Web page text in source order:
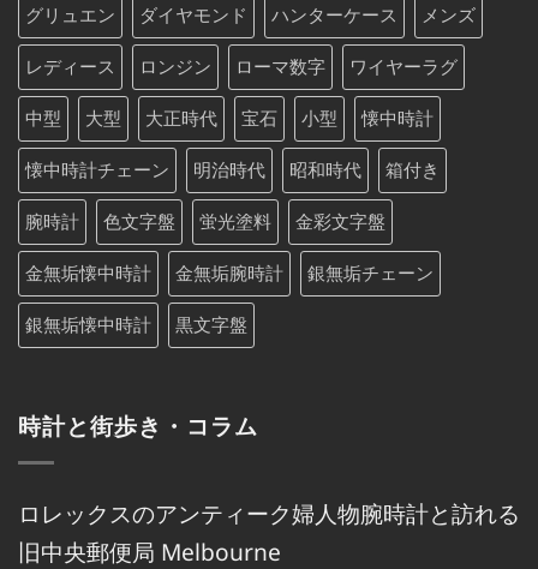
グリュエン ダイヤモンド ハンターケース メンズ
レディース ロンジン ローマ数字 ワイヤーラグ
中型 大型 大正時代 宝石 小型 懐中時計
懐中時計チェーン 明治時代 昭和時代 箱付き
腕時計 色文字盤 蛍光塗料 金彩文字盤
金無垢懐中時計 金無垢腕時計 銀無垢チェーン
銀無垢懐中時計 黒文字盤
時計と街歩き・コラム
ロレックスのアンティーク婦人物腕時計と訪れる
旧中央郵便局 Melbourne